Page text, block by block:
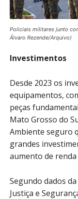
Policiais militares junto
Álvaro Rezende/Arquivo)
Investimentos
Desde 2023 os
equipamentos,
peças
Mato Grosso do
Ambiente seguro
grandes
aumento de
Segundo dados
Justiça e